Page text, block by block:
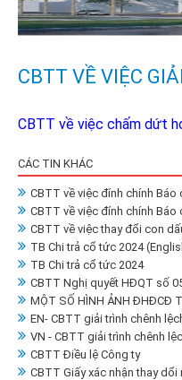
CBTT VỀ VIỆC
CBTT về việc chấm dứt
CÁC TIN KHÁC
CBTT về việc đính chính Báo
CBTT về việc đính chính Báo
CBTT về việc thay đổi con
TB Chi trả cổ tức 2024
TB Chi trả cổ tức 2024
CBTT Nghị quyết HĐQT số
MỘT SỐ HÌNH ẢNH ĐHĐCĐ
EN- CBTT giải trình chênh
VN - CBTT giải trình chênh
CBTT Điều lệ Công ty
CBTT Giấy xác nhận thay